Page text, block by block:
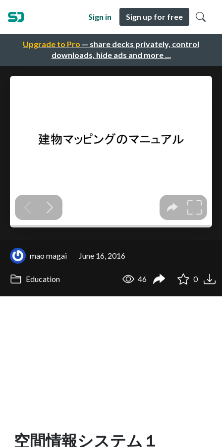
Upgrade to Pro — share decks privately, control
downloads, hide ads and more …
Sign in Sign up for free
mao magai June 16, 2016
Education 46 0
空間情報システム１